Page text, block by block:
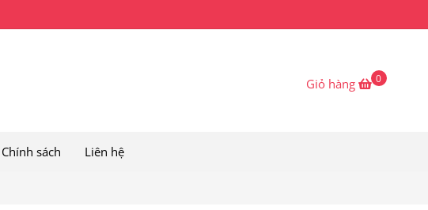
Giỏ hàng 0
Chính sách Liên hệ